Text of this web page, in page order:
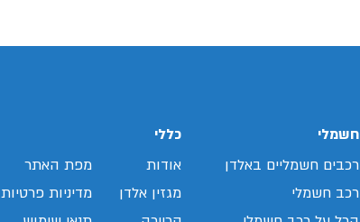
חשמלי
רכבים חשמליים באלדן
רכב חשמלי
כללי
אודות
מגזין אלדן
מפת האתר
מדיניות פרטיות